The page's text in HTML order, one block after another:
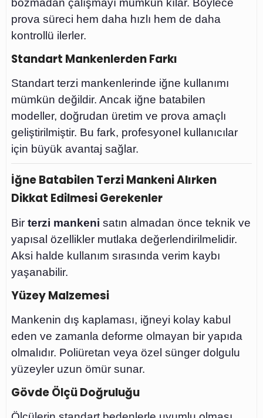
bozmadan çalışmayı mümkün kılar. Böylece
prova süreci hem daha hızlı hem de daha
kontrollü ilerler.
Standart Mankenlerden Farkı
Standart terzi mankenlerinde iğne kullanımı
mümkün değildir. Ancak iğne batabilen
modeller, doğrudan üretim ve prova amaçlı
geliştirilmiştir. Bu fark, profesyonel kullanıcılar
için büyük avantaj sağlar.
İğne Batabilen Terzi Mankeni Alırken
Dikkat Edilmesi Gerekenler
Bir terzi mankeni satın almadan önce teknik ve
yapısal özellikler mutlaka değerlendirilmelidir.
Aksi halde kullanım sırasında verim kaybı
yaşanabilir.
Yüzey Malzemesi
Mankenin dış kaplaması, iğneyi kolay kabul
eden ve zamanla deforme olmayan bir yapıda
olmalıdır. Poliüretan veya özel sünger dolgulu
yüzeyler uzun ömür sunar.
Gövde Ölçü Doğruluğu